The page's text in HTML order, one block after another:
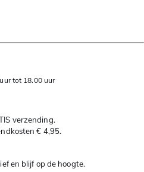
tot 18.00 uur
verzending.
€ 4,95.
en blijf op de hoogte.